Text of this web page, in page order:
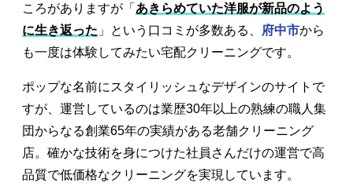
ころがありますが「 あきらめていた洋服が新品のよう
に生き返った 」という口コミが多数ある、 府中市から
も一度は体験してみたい宅配クリーニングです。
ポップな名前にスタイリッシュなデザインのサイトで
すが、運営しているのは業歴30年以上の熟練の職人集
団からなる創業65年の実績がある老舗クリーニング
店。確かな技術を身につけた社員さんだけの運営で高
品質で低価格なクリーニングを実現しています。